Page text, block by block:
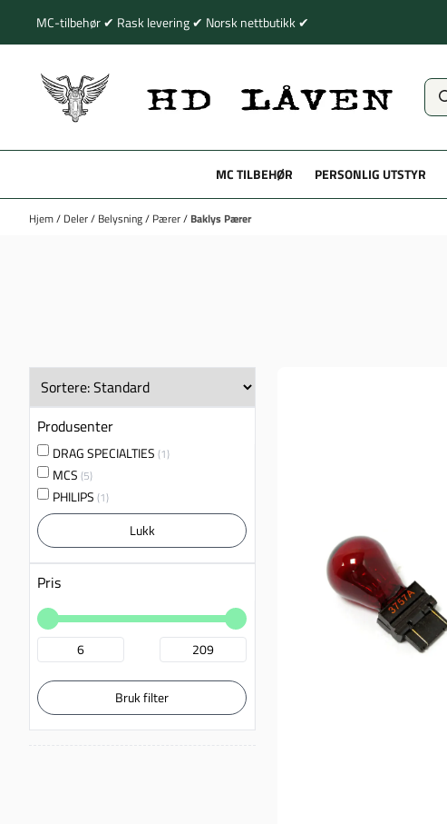
Hopp til innhold
MC-tilbehør ✔ Rask levering ✔ Norsk nettbutikk ✔
MC TILBEHØR PERSONLIG UTSTYR
Hjem/ Deler/ Belysning/ Pærer/ Baklys Pærer
Produsenter
DRAG SPECIALTIES (1)
MCS (5)
PHILIPS (1)
Lukk
Pris
Bruk filter